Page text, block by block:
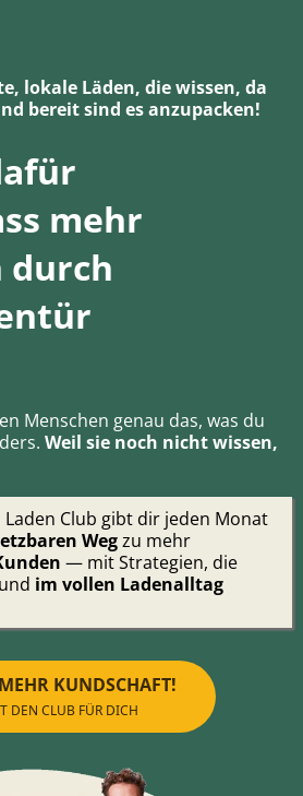
lokale Läden, die wissen, da
bereit sind es anzupacken!
mehr
durch
Menschen genau das, was du
Weil sie noch nicht wissen,
Club gibt dir jeden Monat
Wegzu mehr
— mit Strategien, die
im vollen Ladenalltag
KUNDSCHAFT!
DEN CLUB FÜR DICH